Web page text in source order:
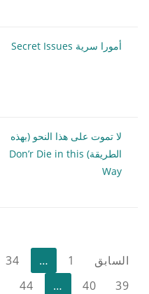
أمورا سرية Secret Issues
لا تموت على هذا النحو (بهذه
الطريقة) Don’r Die in this
Way
تعدد
صفحات
السابق 1
…
34
39
40
…
44